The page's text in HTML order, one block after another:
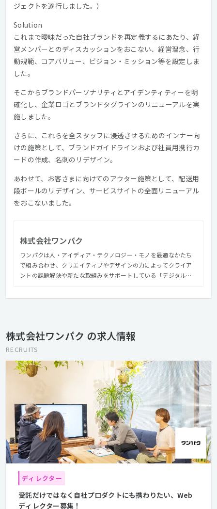
ジェクトを遂行しました。）
Solution
これまで曖昧だった自社ブランドを再定義するにあたり、経
営メンバーとのディスカッションをおこない、経営理念、行
動規範、コアバリュー、ビジョン・ミッション等を設定しま
した。
そこからブランドパーソナリティとアイデンティティーを明
確化し、企業ロゴとブランドタグラインのリニューアルを実
施しました。
さらに、これらを全スタッフに浸透させるためのインナー向
けの施策として、ブランドガイドラインおよび社員用携行カ
ードの作成、名刺のリデザイン。
あわせて、お客さまに向けてのアウター施策として、配送用
段ボールのリデザイン、サービスサイトの全面リニューアル
をおこないました。
株式会社ワンパク
ワンパクは人・アイディア・テクノロジー・モノを最適なかたち
で組み合わせ、クリエイティブやデザインの力によってクライア
ントの課題解決や新たな取組みをサポートしている「デジタル・
のメンバーは感性豊かで、色々なコトに興味を抱き、自らの判断
で行動し、元気良く、いつも前向き、みんなで協力し合う。よく仕
しています。
株式会社ワンパク の求人情報
RECRUITS
ディレクター
受託だけではなく自社プロダクトにも携わりたい、Web
ディレクター募集！